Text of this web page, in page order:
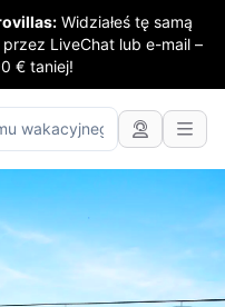
Widziałeś tę samą
LiveChat lub e-mail –
€ taniej!